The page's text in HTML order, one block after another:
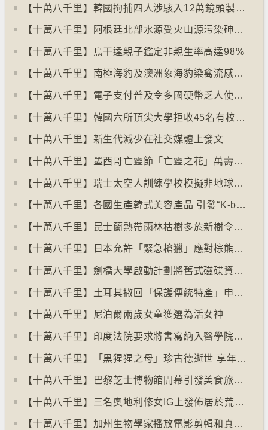
【十萬八千里】韓國拘捕四人涉駭入12萬鏡頭製色情內容
【十萬八千里】阿根廷北部水源受火山源污染砷含量超標
【十萬八千里】烏干達親子鑑定非親生率高達98%
【十萬八千里】南極海豹及澳洲象海豹染禽流感病毒恐擴散
【十萬八千里】電子支付普及令多國硬幣乏人使用甚至停產
【十萬八千里】韓國六所頂尖大學拒收45名有校園暴力紀錄者入學
【十萬八千里】新生代減少在社交媒體上發文
【十萬八千里】墨西哥亡靈節「亡靈之花」萬壽菊失收
【十萬八千里】瑞士太空人訓練學校模擬非地球生活
【十萬八千里】各國生產韓式美容產品 引發“K-beauty”定義討論
【十萬八千里】昆士蘭熱帶雨林枯樹多於新樹令二氧化碳釋出量多於吸收量
【十萬八千里】日本允許「緊急槍獵」應對棕熊襲擊人類事件急增
【十萬八千里】劍橋大學啟動計劃將舊式磁碟資料存檔
【十萬八千里】土耳其撒回「保護傳統特產」申請德國烤肉多樣性獲保護
【十萬八千里】尼泊爾兩歲女童獲選為活女神
【十萬八千里】印度法院要求將書寫納入醫學院課程
【十萬八千里】「黑猩猩之母」珍古德逝世 享年91歲
【十萬八千里】巴黎芝士博物館開幕引發美食旅遊熱潮
【十萬八千里】三名奧地利修女IG上發佈居於荒廢修道院情況結果廣受歡迎
【十萬八千里】加州生物學家播放電影剪輯和真人聲音驅狼